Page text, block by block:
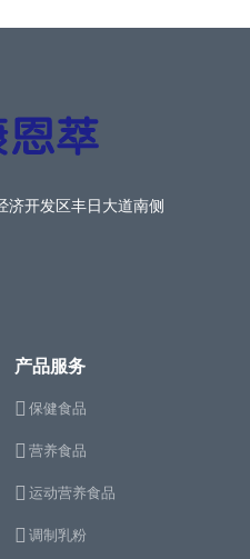
济开发区丰日大道南侧
产品服务
保健食品
营养食品
运动营养食品
调制乳粉